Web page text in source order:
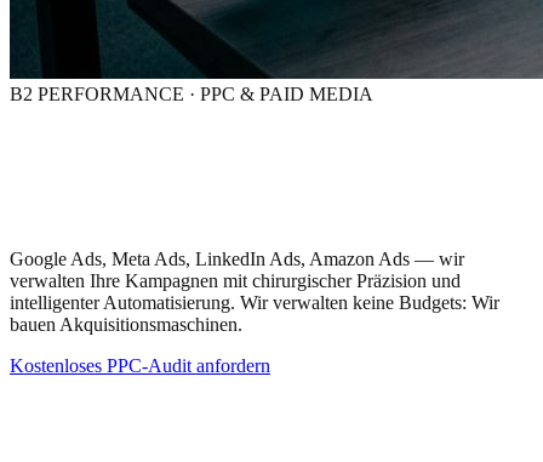
B2 PERFORMANCE · PPC & PAID MEDIA
Google Ads, Meta Ads, LinkedIn Ads, Amazon Ads — wir
verwalten Ihre Kampagnen mit chirurgischer Präzision und
intelligenter Automatisierung. Wir verwalten keine Budgets: Wir
bauen Akquisitionsmaschinen.
Kostenloses PPC-Audit anfordern